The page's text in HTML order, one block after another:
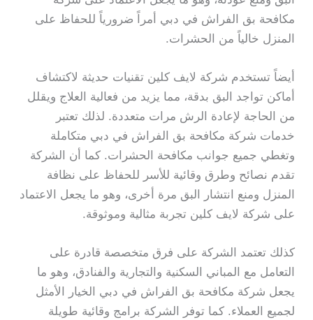
مكافحة بق الفراش في دبي أمراً ضرورياً للحفاظ على
المنزل خالياً من الحشرات.
أيضاً تستخدم شركة لايف كلين تقنيات حديثة لاكتشاف
أماكن تواجد البق بدقة، مما يزيد من فعالية العلاج ويقلل
من الحاجة لإعادة الرش مرات متعددة. لذلك تعتبر
خدمات شركة مكافحة بق الفراش في دبي متكاملة
وتغطي جميع جوانب مكافحة الحشرات. كما أن الشركة
تقدم نصائح وطرق وقائية للأسر للحفاظ على نظافة
المنزل ومنع انتشار البق مرة أخرى، وهو ما يجعل الاعتماد
على شركة لايف كلين تجربة مثالية وموثوقة.
كذلك تعتمد الشركة على فرق متخصصة قادرة على
التعامل مع المباني السكنية والتجارية والفنادق، وهو ما
يجعل شركة مكافحة بق الفراش في دبي الخيار الأمثل
لجميع العملاء. كما توفر الشركة برامج وقائية طويلة